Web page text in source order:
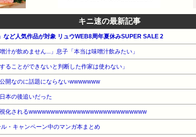
キニ速の最新記事
など人気作品が対象 リュウWEB8周年夏休みSUPER SALE 2
汁が飲めません...」息子「本当は味噌汁飲みたい」
ることができないと判断した作家は使わない」
開なのに話題にならないwwwwwww
本の後追いだった
視化されるwwwwwwwwwwwwwwwwwwwwwwwwwww
・キャンペーン中のマンガ本まとめ